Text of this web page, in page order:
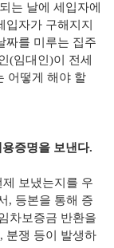
는 날에 세입자에
자가 구해지지
짜를 미루는 집주
(임대인)이 전세
어떻게 해야 할
증명을 보낸다.
보냈는지를 우
, 등본을 통해 증
차보증금 반환을
분쟁 등이 발생하